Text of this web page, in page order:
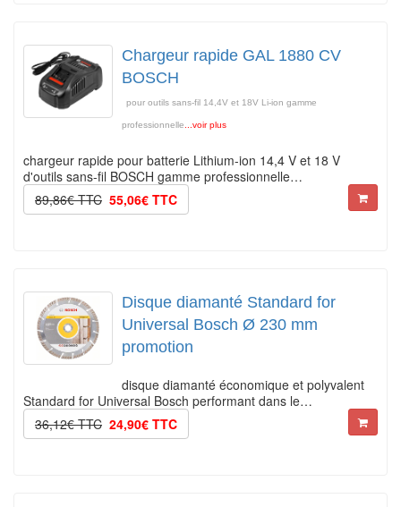
Chargeur rapide GAL 1880 CV
BOSCH
pour outils sans-fil 14,4V et 18V Li-ion gamme
professionnelle...voir plus
chargeur rapide pour batterie Lithium-ion 14,4 V et 18 V
d'outils sans-fil BOSCH gamme professionnelle…
89,86€ TTC 55,06€ TTC
Disque diamanté Standard for
Universal Bosch Ø 230 mm
promotion
disque diamanté économique et polyvalent
Standard for Universal Bosch performant dans le…
36,12€ TTC 24,90€ TTC